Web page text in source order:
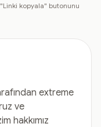
kopyala" butonunu
extreme
ve
hakkımız